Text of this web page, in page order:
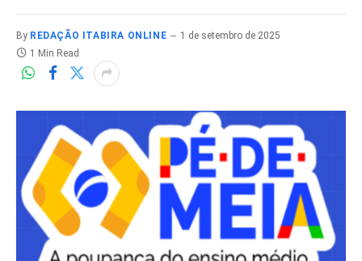
By REDAÇÃO ITABIRA ONLINE
1 de setembro de 2025
1 Min Read